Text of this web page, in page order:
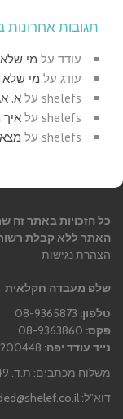
תגובות אחרונות
עודד על מי
עודג על מי שלא
shelefs על א.
shelefs על איך
shelefs על
כל הזכויות באתר זה
האתר ללא קבלת
הצהרת נגישות
שלפ מעבדה חקלאית
טלפון:
פקס:
נייד עודד יפה:
משלוח מכתבים: ת.ד. 2049 רחובות 76120
דוא"ל: